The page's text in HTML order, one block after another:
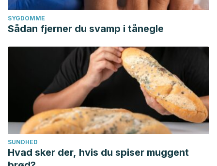
SYGDOMME
Sådan fjerner du svamp i tånegle
SUNDHED
Hvad sker der, hvis du spiser muggent